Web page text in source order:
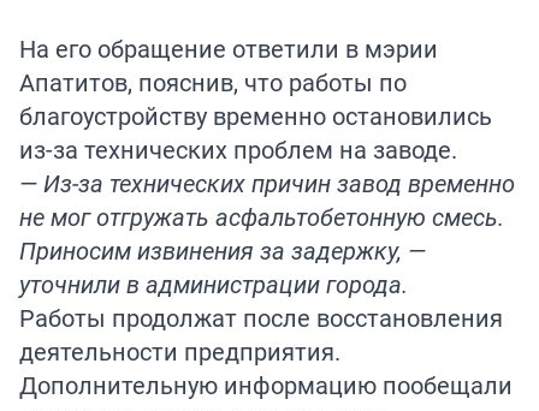
На его обращение ответили в мэрии
Апатитов, пояснив, что работы по
благоустройству временно остановились
из-за технических проблем на заводе.
— Из‑за технических причин завод временно
не мог отгружать асфальтобетонную смесь.
Приносим извинения за задержку, —
уточнили в администрации города.
Работы продолжат после восстановления
деятельности предприятия.
Дополнительную информацию пообещали